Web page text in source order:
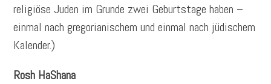
religiöse Juden im Grunde zwei Geburtstage haben –
einmal nach gregorianischem und einmal nach jüdischem
Kalender.)
Rosh HaShana